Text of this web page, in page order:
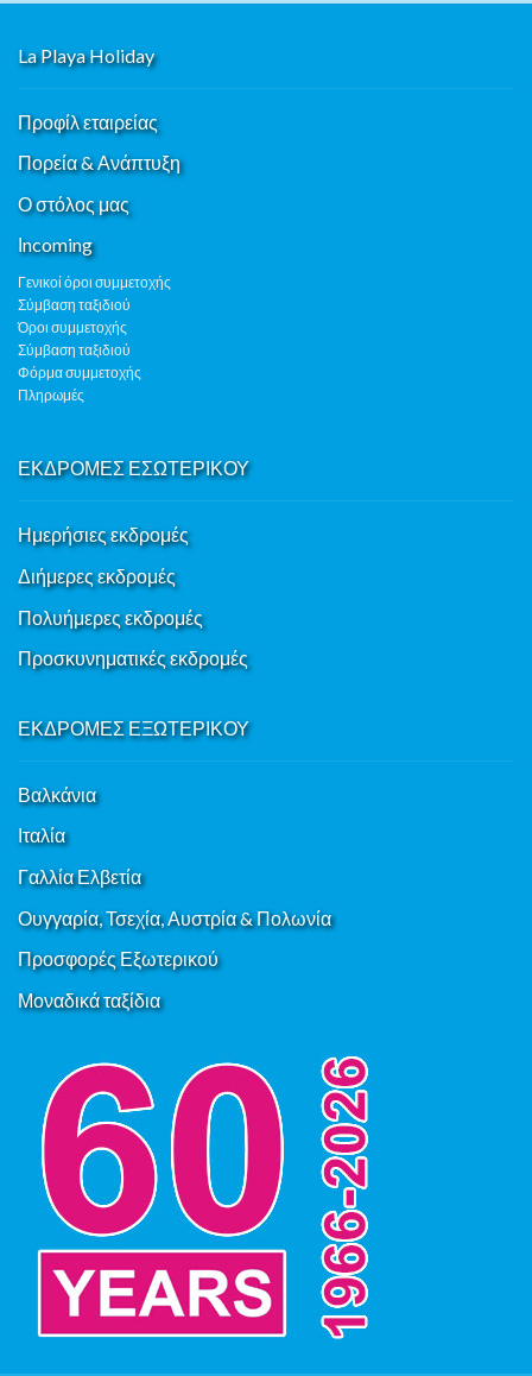
La Playa Holiday
Προφίλ εταιρείας
Πορεία & Ανάπτυξη
Ο στόλος μας
Ιncoming
Γενικοί όροι συμμετοχής
Σύμβαση ταξιδιού
Όροι συμμετοχής
Σύμβαση ταξιδιού
Φόρμα συμμετοχής
Πληρωμές
ΕΚΔΡΟΜΕΣ ΕΣΩΤΕΡΙΚΟΥ
Ημερήσιες εκδρομές
Διήμερες εκδρομές
Πολυήμερες εκδρομές
Προσκυνηματικές εκδρομές
ΕΚΔΡΟΜΕΣ ΕΞΩΤΕΡΙΚΟΥ
Βαλκάνια
Ιταλία
Γαλλία Ελβετία
Ουγγαρία, Τσεχία, Αυστρία & Πολωνία
Προσφορές Εξωτερικού
Μοναδικά ταξίδια